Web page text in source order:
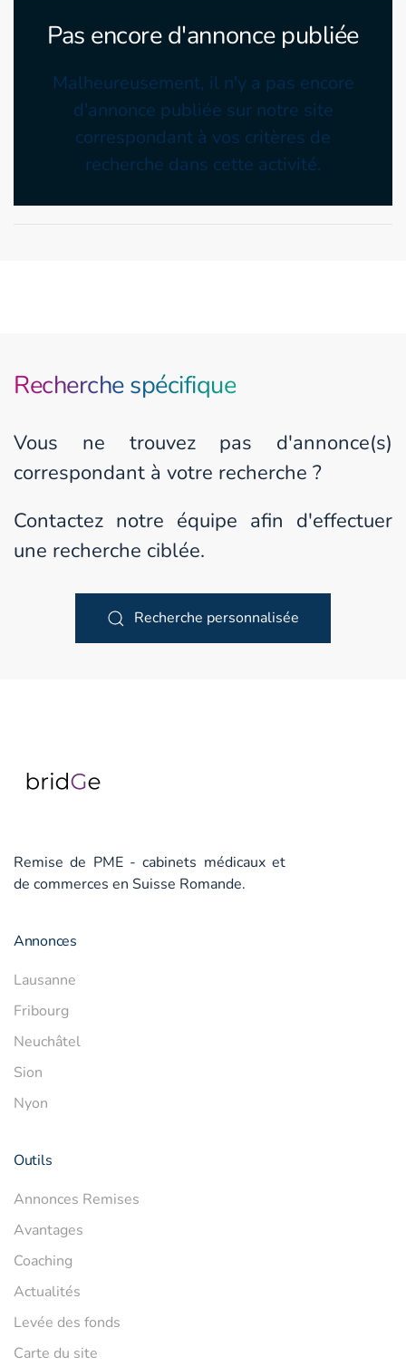
Pas encore d'annonce publiée
Malheureusement, il n'y a pas encore
d'annonce publiée sur notre site
correspondant à vos critères de
recherche dans cette activité.
Recherche spécifique
Vous ne trouvez pas d'annonce(s)
correspondant à votre recherche ?
Contactez notre équipe afin d'effectuer
une recherche ciblée.
Recherche personnalisée
Remise de PME - cabinets médicaux et
de commerces en Suisse Romande.
Annonces
Lausanne
Fribourg
Neuchâtel
Sion
Nyon
Outils
Annonces Remises
Avantages
Coaching
Actualités
Levée des fonds
Carte du site